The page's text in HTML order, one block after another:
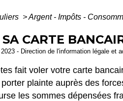
>Argent - Impôts -
CARTE
- Direction de l'information légale et
fait voler votre carte
plainte auprès des
les sommes dépensées